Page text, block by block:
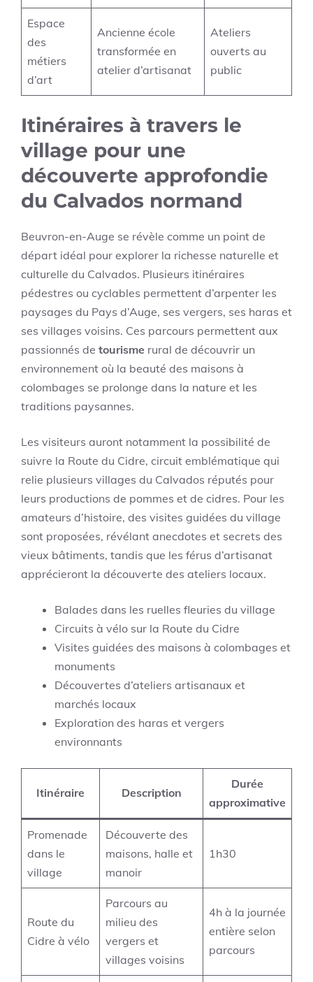
Espace
des
métiers
d’art
Ancienne école
transformée en
atelier d’artisanat
Ateliers
ouverts au
public
Itinéraires à travers le
village pour une
découverte approfondie
du Calvados normand
Beuvron-en-Auge se révèle comme un point de
départ idéal pour explorer la richesse naturelle et
culturelle du Calvados. Plusieurs itinéraires
pédestres ou cyclables permettent d’arpenter les
paysages du Pays d’Auge, ses vergers, ses haras et
ses villages voisins. Ces parcours permettent aux
passionnés de tourisme rural de découvrir un
environnement où la beauté des maisons à
colombages se prolonge dans la nature et les
traditions paysannes.
Les visiteurs auront notamment la possibilité de
suivre la Route du Cidre, circuit emblématique qui
relie plusieurs villages du Calvados réputés pour
leurs productions de pommes et de cidres. Pour les
amateurs d’histoire, des visites guidées du village
sont proposées, révélant anecdotes et secrets des
vieux bâtiments, tandis que les férus d’artisanat
apprécieront la découverte des ateliers locaux.
Balades dans les ruelles fleuries du village
Circuits à vélo sur la Route du Cidre
Visites guidées des maisons à colombages et
monuments
Découvertes d’ateliers artisanaux et
marchés locaux
Exploration des haras et vergers
environnants
Itinéraire Description
Durée
approximative
Promenade
dans le
village
Découverte des
maisons, halle et
manoir
1h30
Route du
Cidre à vélo
Parcours au
milieu des
vergers et
villages voisins
4h à la journée
entière selon
parcours